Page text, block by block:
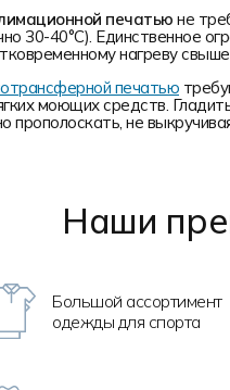
печатью не
30-40°С). Единственное
нагреву
печатью
моющих средств.
не
Наши
Большой ассортимент
одежды для спорта